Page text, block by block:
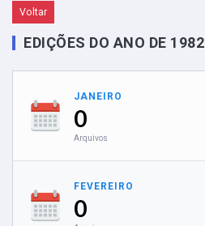
Voltar
EDIÇÕES DO ANO DE 1982
JANEIRO
0
Arquivos
FEVEREIRO
0